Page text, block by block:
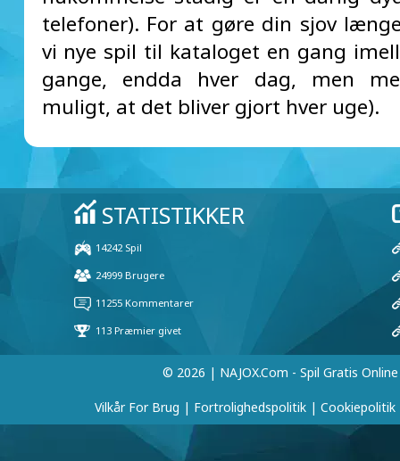
telefoner). For at gøre din sjov
vi nye spil til kataloget en gang
gange, endda hver dag, men
muligt, at det bliver gjort hver uge).
© 2026 | NAJOX.com - Spil Gratis Online
Vilkår For Brug | Fortrolighedspolitik| Cookiepolitik